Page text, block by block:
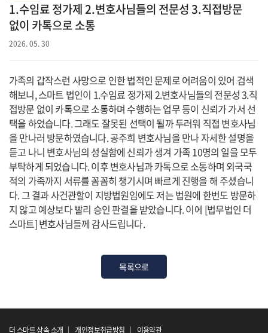
1.수임료 정가제 2.변호사님들의 전문성 3.직접방문
없이 카톡으로 소통
2026. 05. 30
가족의 갑작스런 사망으로 인한 법적인 문제로 어려움이 있어 검색
해보니, 스마트 법인이 1.수임료 정가제 2.변호사님들의 전문성 3.직
접방문 없이 카톡으로 소통하며 수행하는 업무 등이 신뢰가 가서 선
택을 하었습니다. 그래도 잘못된 선택이 될까 두러워 직접 변호사님
을 만나러 방문하였습니다. 공주희 변호사님을 만나 자세한 설명을
듣고 나니 변호사님의 성실함에 신뢰가 생겨 가족 10명의 일을 모두
부탁하게 되었습니다. 이후 변호사님과 카톡으로 소통하며 외국국
적의 가족까지 서류를 꼼꼼히 챙기시며 빠르게 진행을 해 주셨습니
다. 그 결과 사건관할이 지방법원임에도 저는 법원에 한번도 방문하
지 않고 예상보다 빨리 승인 판결을 받았습니다. 이에 [법무법인 더
스마트] 변호사님들께 감사드립니다.
목록으로
더 스마트 상속 소개 개인정보취급방침 이용약관